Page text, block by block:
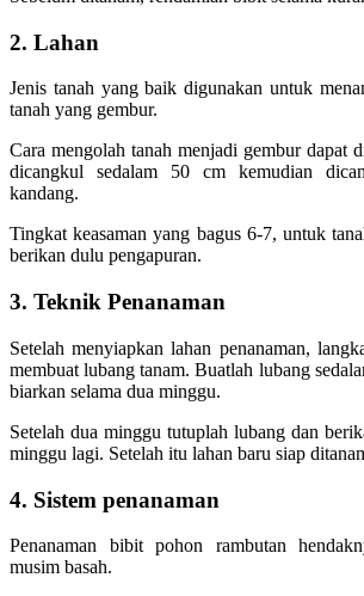
2. Lahan
Jenis tanah yang baik digunakan untuk
tanah yang gembur.
Cara mengolah tanah menjadi gembur dapat
dicangkul sedalam 50 cm kemudian
kandang.
Tingkat keasaman yang bagus 6-7, untuk
berikan dulu pengapuran.
3. Teknik Penanaman
Setelah menyiapkan lahan penanaman,
membuat lubang tanam. Buatlah lubang
biarkan selama dua minggu.
Setelah dua minggu tutuplah lubang dan
minggu lagi. Setelah itu lahan baru siap
4. Sistem penanaman
Penanaman bibit pohon rambutan
musim basah.